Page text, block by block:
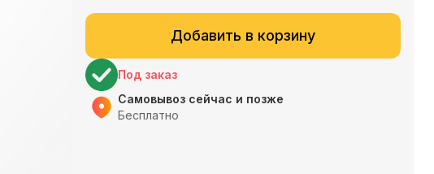
Добавить в корзину
Под заказ
Самовывоз сейчас и позже
Бесплатно